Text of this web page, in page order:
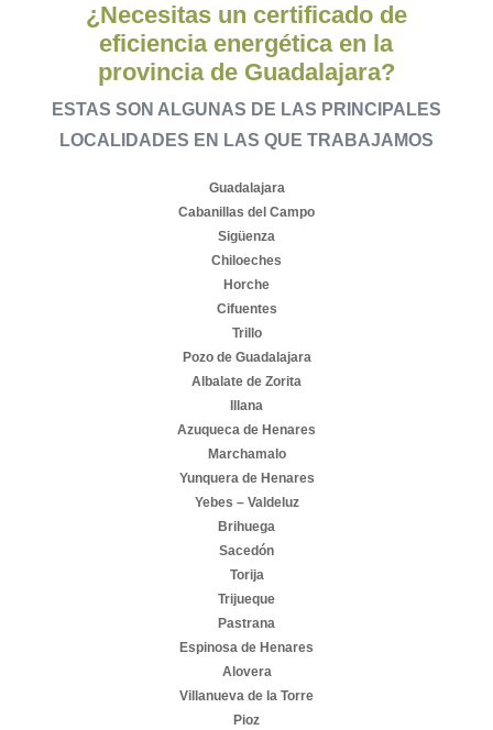
¿Necesitas un certificado de
eficiencia energética en la
provincia de Guadalajara?
ESTAS SON ALGUNAS DE LAS PRINCIPALES
LOCALIDADES EN LAS QUE TRABAJAMOS
Guadalajara
Cabanillas del Campo
Sigüenza
Chiloeches
Horche
Cifuentes
Trillo
Pozo de Guadalajara
Albalate de Zorita
Illana
Azuqueca de Henares
Marchamalo
Yunquera de Henares
Yebes – Valdeluz
Brihuega
Sacedón
Torija
Trijueque
Pastrana
Espinosa de Henares
Alovera
Villanueva de la Torre
Pioz